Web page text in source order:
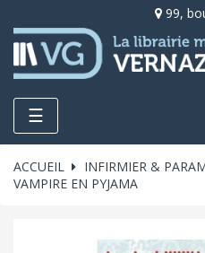
99,
Toggle
navigation
☰
ACCUEIL INFIRMIER &
VAMPIRE EN PYJAMA